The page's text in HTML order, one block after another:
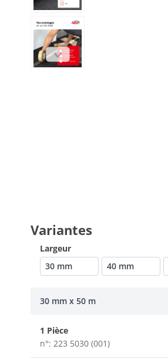
Variantes
Largeur
30 mm
40 mm
30 mm x 50 m
1 Pièce
n°: 223 5030 (001)